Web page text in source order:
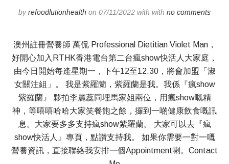
byrefoodlutionhealth on 07/11/2022 with with no comments
澳州註冊營養師 萬侃 Professional Dietitian Violet Man，
好開心加入RTHK香港電台第二台瘋show快活人大家庭，
由今日開始每逢星期一，下午12至12.30，將會加盟「淑
女關注組」。 我是紫羅蘭，紫羅蘭是我。我係『瘋show
紫羅蘭』 夥拍李麗蕊同埋馬家姐兩位，用瘋show嘅精
神，等嘻嘻哈哈大家笑餐飽之餘，攞到一啲健康飲食嘅訊
息。大家要多多支持瘋show紫羅蘭。 大家可以去『瘋
show快活人』專頁，點讚支持我。 如果你需要一對一嘅
營養資訊，直接聯絡我安排一個Appointment喇。Contact